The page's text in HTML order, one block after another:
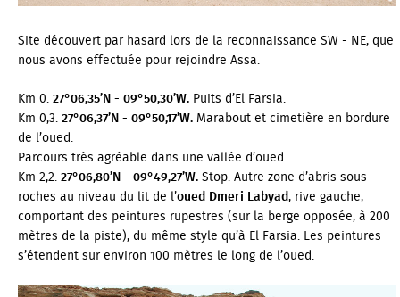
Site découvert par hasard lors de la reconnaissance SW - NE, que
nous avons effectuée pour rejoindre Assa.
Km 0.27°06,35’N - 09°50,30’W. Puits d’El Farsia.
Km 0,3.27°06,37’N - 09°50,17’W. Marabout et cimetière en bordure
de l’oued.
Parcours très agréable dans une vallée d’oued.
Km 2,2.27°06,80’N - 09°49,27’W.Stop. Autre zone d’abris sous-
roches au niveau du lit de l’oued Dmeri Labyad, rive gauche,
comportant des peintures rupestres (sur la berge opposée, à 200
mètres de la piste), du même style qu’à El Farsia. Les peintures
s’étendent sur environ 100 mètres le long de l’oued.